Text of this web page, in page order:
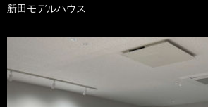
新田モデルハウス